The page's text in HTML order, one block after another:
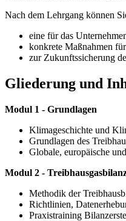
Nach dem Lehrgang können
eine für das
konkrete Maßnahmen
zur Zukunftssicherung
Gliederung und
Modul 1 - Grundlagen
Klimageschichte und
Grundlagen des
Globale, europäische
Modul 2 -
Methodik der
Richtlinien,
Praxistraining